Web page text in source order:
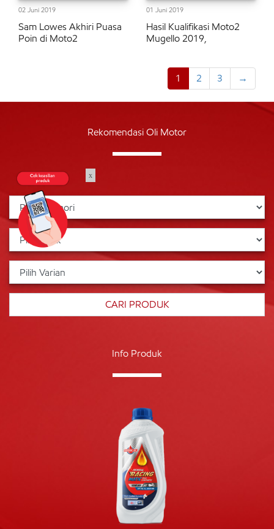
02 Juni 2019
Sam Lowes Akhiri Puasa
Poin di Moto2
01 Juni 2019
Hasil Kualifikasi Moto2
Mugello 2019,
1 2 3 →
Rekomendasi Oli Motor
Info Produk
x